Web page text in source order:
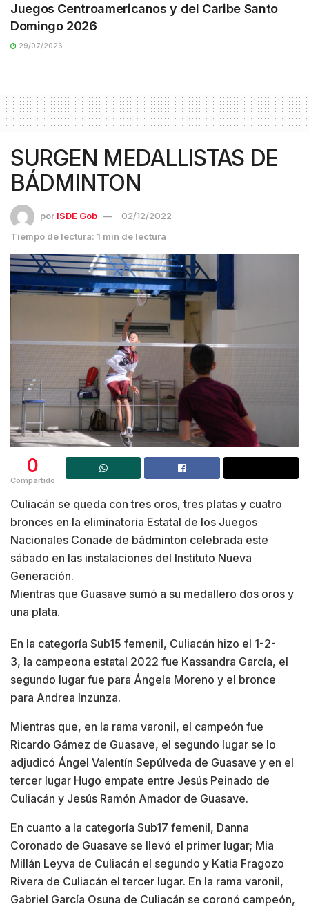
Juegos Centroamericanos y del Caribe Santo
Domingo 2026
29/07/2026
SURGEN MEDALLISTAS DE
BÁDMINTON
por ISDE Gob
02/12/2022
Tiempo de lectura: 1 min de lectura
0
Compartido
Culiacán se queda con tres oros, tres platas y cuatro
bronces en la eliminatoria Estatal de los Juegos
Nacionales Conade de bádminton celebrada este
sábado en las instalaciones del Instituto Nueva
Generación.
Mientras que Guasave sumó a su medallero dos oros y
una plata.
En la categoría Sub15 femenil, Culiacán hizo el 1-2-
3, la campeona estatal 2022 fue Kassandra García, el
segundo lugar fue para Ángela Moreno y el bronce
para Andrea Inzunza.
Mientras que, en la rama varonil, el campeón fue
Ricardo Gámez de Guasave, el segundo lugar se lo
adjudicó Ángel Valentín Sepúlveda de Guasave y en el
tercer lugar Hugo empate entre Jesús Peinado de
Culiacán y Jesús Ramón Amador de Guasave.
En cuanto a la categoría Sub17 femenil, Danna
Coronado de Guasave se llevó el primer lugar; Mia
Millán Leyva de Culiacán el segundo y Katia Fragozo
Rivera de Culiacán el tercer lugar. En la rama varonil,
Gabriel García Osuna de Culiacán se coronó campeón,